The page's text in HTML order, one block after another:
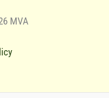
MVA